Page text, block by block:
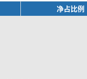
净占比例